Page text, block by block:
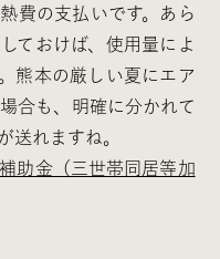
費の支払いです。あら
ておけば、使用量によ
熊本の厳しい夏にエア
合も、明確に分かれて
送れますね。
助金（三世帯同居等加